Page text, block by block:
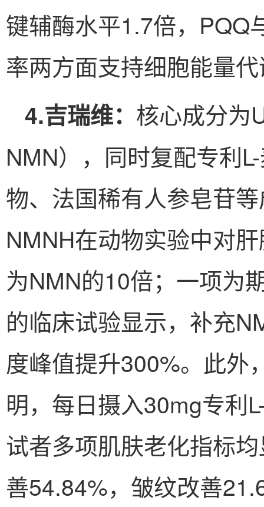
键辅酶水平1.7倍，PQQ
率两方面支持细胞能量
4.吉瑞维： 核心成分为
NMN），同时复配专利
物、法国稀有人参皂苷
NMNH在动物实验中对
为NMN的10倍；一项为
的临床试验显示，补充
度峰值提升300%。此外
明，每日摄入30mg专利
试者多项肌肤老化指标
善54.84%，皱纹改善